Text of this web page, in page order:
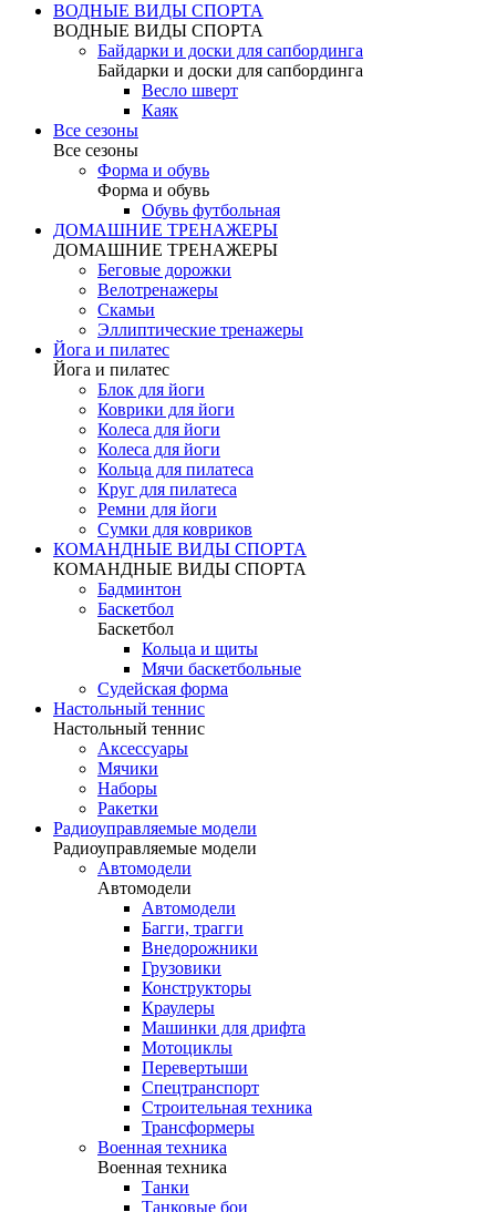
ВОДНЫЕ ВИДЫ СПОРТА
ВОДНЫЕ ВИДЫ СПОРТА
Байдарки и доски для сапбординга
Байдарки и доски для сапбординга
Весло шверт
Каяк
Все сезоны
Все сезоны
Форма и обувь
Форма и обувь
Обувь футбольная
ДОМАШНИЕ ТРЕНАЖЕРЫ
ДОМАШНИЕ ТРЕНАЖЕРЫ
Беговые дорожки
Велотренажеры
Скамьи
Эллиптические тренажеры
Йога и пилатес
Йога и пилатес
Блок для йоги
Коврики для йоги
Колеса для йоги
Колеса для йоги
Кольца для пилатеса
Круг для пилатеса
Ремни для йоги
Сумки для ковриков
КОМАНДНЫЕ ВИДЫ СПОРТА
КОМАНДНЫЕ ВИДЫ СПОРТА
Бадминтон
Баскетбол
Баскетбол
Кольца и щиты
Мячи баскетбольные
Судейская форма
Настольный теннис
Настольный теннис
Аксессуары
Мячики
Наборы
Ракетки
Радиоуправляемые модели
Радиоуправляемые модели
Автомодели
Автомодели
Автомодели
Багги, трагги
Внедорожники
Грузовики
Конструкторы
Краулеры
Машинки для дрифта
Мотоциклы
Перевертыши
Спецтранспорт
Строительная техника
Трансформеры
Военная техника
Военная техника
Танки
Танковые бои